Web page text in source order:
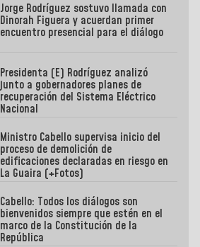
Jorge Rodríguez sostuvo llamada con
Dinorah Figuera y acuerdan primer
encuentro presencial para el diálogo
Presidenta (E) Rodríguez analizó
junto a gobernadores planes de
recuperación del Sistema Eléctrico
Nacional
Ministro Cabello supervisa inicio del
proceso de demolición de
edificaciones declaradas en riesgo en
La Guaira (+Fotos)
Cabello: Todos los diálogos son
bienvenidos siempre que estén en el
marco de la Constitución de la
República